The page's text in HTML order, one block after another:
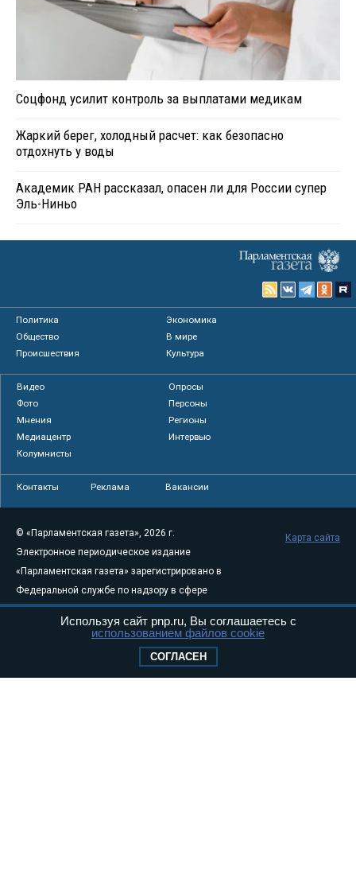
Соцфонд усилит контроль за выплатами медикам
Жаркий берег, холодный расчет: как безопасно
отдохнуть у воды
Академик РАН рассказал, опасен ли для России супер
Эль-Ниньо
Политика
Экономика
Общество
В мире
Происшествия
Культура
Видео
Опросы
Фото
Персоны
Мнения
Регионы
Медиацентр
Интервью
Колумнисты
Контакты Реклама Вакансии
© «Парламентская газета», 2026 г.
Электронное периодическое издание
«Парламентская газета» зарегистрировано в
Федеральной службе по надзору в сфере
связи, информационных технологий и
массовых коммуникаций (Роскомнадзор) 05
Свидетельство о регистрации Эл № ФС77-
Карта сайта
Используя сайт pnp.ru, Вы соглашаетесь с
использованием файлов cookie
СОГЛАСЕН